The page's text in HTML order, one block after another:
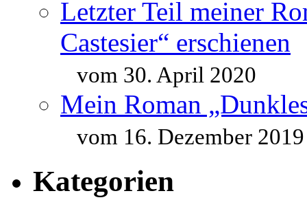
Letzter Teil meiner
Castesier“ erschienen
vom 30. April 2020
Mein Roman
vom 16. Dezember 2019
Kategorien